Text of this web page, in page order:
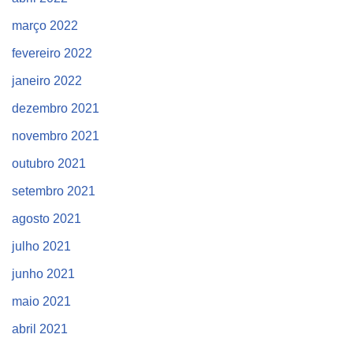
março 2022
fevereiro 2022
janeiro 2022
dezembro 2021
novembro 2021
outubro 2021
setembro 2021
agosto 2021
julho 2021
junho 2021
maio 2021
abril 2021